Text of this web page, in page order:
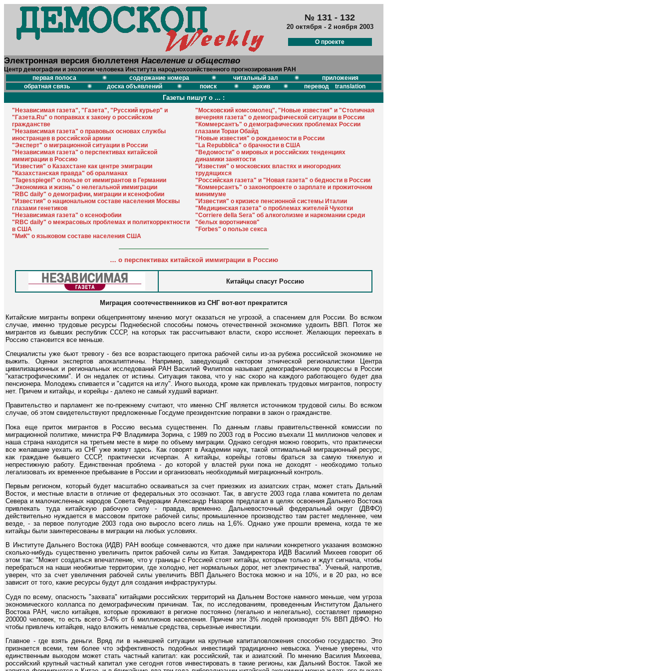
№ 131 - 132
20 октября - 2 ноября 2003
О проекте
Электронная версия бюллетеня Население и общество
Центр демографии и экологии человека Института народнохозяйственного прогнозирования РАН
первая полоса
содержание номера читальный зал
приложения
обратная связь
доска объявлений поиск архив перевод translation
Газеты пишут о ... :
"Независимая газета", "Газета", "Русский курьер" и
"Газета.Ru" о поправках к закону о российском
гражданстве
"Независимая газета" о правовых основах службы
иностранцев в российской армии
"Эксперт" о миграционной ситуации в России
"Независимая газета" о перспективах китайской
иммиграции в Россию
"Известия" о Казахстане как центре эмиграции
"Казахстанская правда" об оралманах
"Tagesspiegel" о пользе от иммигрантов в Германии
"Экономика и жизнь" о нелегальной иммиграции
"RBC daily" о демографии, миграции и ксенофобии
"Известия" о национальном составе населения Москвы
глазами генетиков
"Независимая газета" о ксенофобии
"RBC daily" о межрасовых проблемах и политкорректности
в США
"МиК" о языковом составе населения США
"Московский комсомолец", "Новые известия" и "Столичная
вечерняя газета" о демографической ситуации в России
"Коммерсантъ" о демографических проблемах России
глазами Тораи Обайд
"Новые известия" о рождаемости в России
"La Repubblica" о брачности в США
"Ведомости" о мировых и российских тенденциях
динамики занятости
"Известия" о московских властях и иногородних
трудящихся
"Российская газета" и "Новая газета" о бедности в России
"Коммерсантъ" о законопроекте о зарплате и прожиточном
минимуме
"Известия" о кризисе пенсионной системы Италии
"Медицинская газета" о проблемах жителей Чукотки
"Corriere della Sera" об алкоголизме и наркомании среди
"белых воротничков"
"Forbes" о пользе секса
… о перспективах китайской иммиграции в Россию
Китайцы спасут Россию
Миграция соотечественников из СНГ вот-вот прекратится
Китайские мигранты вопреки общепринятому мнению могут оказаться не угрозой, а спасением для России. Во всяком
случае, именно трудовые ресурсы Поднебесной способны помочь отечественной экономике удвоить ВВП. Поток же
мигрантов из бывших республик СССР, на которых так рассчитывают власти, скоро иссякнет. Желающих переехать в
Россию становится все меньше.
Специалисты уже бьют тревогу - без все возрастающего притока рабочей силы из-за рубежа российской экономике не
выжить. Оценки экспертов апокалиптичны. Например, заведующий сектором этнической регионалистики Центра
цивилизационных и региональных исследований РАН Василий Филиппов называет демографические процессы в России
"катастрофическими". И он недалек от истины. Ситуация такова, что у нас скоро на каждого работающего будет два
пенсионера. Молодежь спивается и "садится на иглу". Иного выхода, кроме как привлекать трудовых мигрантов, попросту
нет. Причем и китайцы, и корейцы - далеко не самый худший вариант.
Правительство и парламент же по-прежнему считают, что именно СНГ является источником трудовой силы. Во всяком
случае, об этом свидетельствуют предложенные Госдуме президентские поправки в закон о гражданстве.
Пока еще приток мигрантов в Россию весьма существенен. По данным главы правительственной комиссии по
миграционной политике, министра РФ Владимира Зорина, с 1989 по 2003 год в Россию въехали 11 миллионов человек и
наша страна находится на третьем месте в мире по объему миграции. Однако сегодня можно говорить, что практически
все желавшие уехать из СНГ уже живут здесь. Как говорят в Академии наук, такой оптимальный миграционный ресурс,
как граждане бывшего СССР, практически исчерпан. А китайцы, корейцы готовы браться за самую тяжелую и
непрестижную работу. Единственная проблема - до которой у властей руки пока не доходят - необходимо только
легализовать их временное пребывание в России и организовать необходимый миграционный контроль.
Первым регионом, который будет масштабно осваиваться за счет приезжих из азиатских стран, может стать Дальний
Восток, и местные власти в отличие от федеральных это осознают. Так, в августе 2003 года глава комитета по делам
Севера и малочисленных народов Совета Федерации Александр Назаров предлагал в целях освоения Дальнего Востока
привлекать туда китайскую рабочую силу - правда, временно. Дальневосточный федеральный округ (ДВФО)
действительно нуждается в массовом притоке рабочей силы; промышленное производство там растет медленнее, чем
везде, - за первое полугодие 2003 года оно выросло всего лишь на 1,6%. Однако уже прошли времена, когда те же
китайцы были заинтересованы в миграции на любых условиях.
В Институте Дальнего Востока (ИДВ) РАН вообще сомневаются, что даже при наличии конкретного указания возможно
сколько-нибудь существенно увеличить приток рабочей силы из Китая. Замдиректора ИДВ Василий Михеев говорит об
этом так: "Может создаться впечатление, что у границы с Россией стоят китайцы, которые только и ждут сигнала, чтобы
перебраться на наши необжитые территории, где холодно, нет нормальных дорог, нет электричества". Ученый, напротив,
уверен, что за счет увеличения рабочей силы увеличить ВВП Дальнего Востока можно и на 10%, и в 20 раз, но все
зависит от того, какие ресурсы будут для создания инфраструктуры.
Судя по всему, опасность "захвата" китайцами российских территорий на Дальнем Востоке намного меньше, чем угроза
экономического коллапса по демографическим причинам. Так, по исследованиям, проведенным Институтом Дальнего
Востока РАН, число китайцев, которые проживают в регионе постоянно (легально и нелегально), составляет примерно
200000 человек, то есть всего 3-4% от 6 миллионов населения. Причем эти 3% людей производят 5% ВВП ДВФО. Но
чтобы привлечь китайцев, надо вложить немалые средства, серьезные инвестиции.
Главное - где взять деньги. Вряд ли в нынешней ситуации на крупные капиталовложения способно государство. Это
признается всеми, тем более что эффективность подобных инвестиций традиционно невысока. Ученые уверены, что
единственным выходом может стать частный капитал: как российский, так и азиатский. По мнению Василия Михеева,
российский крупный частный капитал уже сегодня готов инвестировать в такие регионы, как Дальний Восток. Такой же